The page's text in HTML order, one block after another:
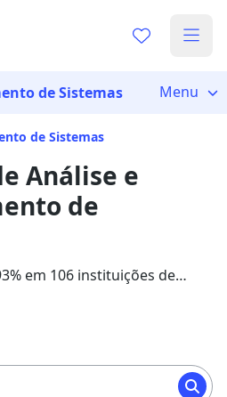
de Sistemas Menu
de Sistemas
Análise e
de
em 106 instituições de